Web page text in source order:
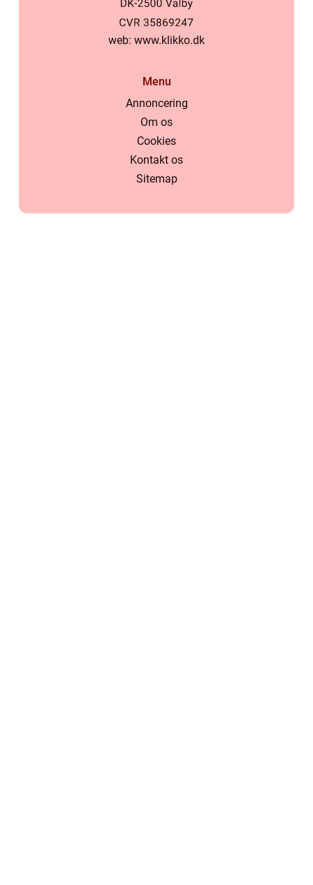
web: www.klikko.dk
Menu
Annoncering
Om os
Cookies
Kontakt os
Sitemap